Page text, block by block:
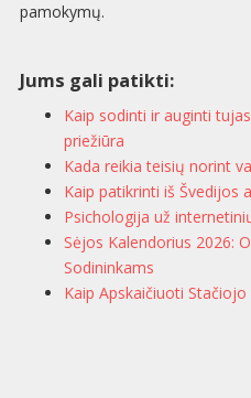
pamokymų.
Jums gali patikti:
Kaip sodinti ir auginti
priežiūra
Kada reikia teisių norint
Kaip patikrinti iš Švedijos
Psichologija už
Sėjos Kalendorius 2026:
Sodininkams
Kaip Apskaičiuoti